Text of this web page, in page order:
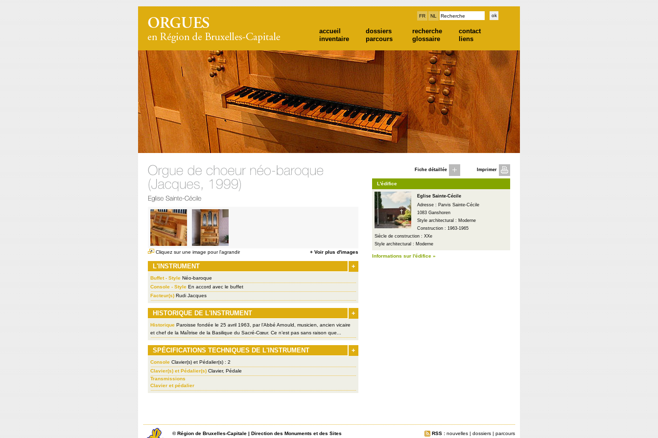
FR NL
accueil dossiers recherche
contact
inventaire
parcours glossaire liens
Cliquez sur une image pour l'agrandir + Voir plus d'images
+
L'INSTRUMENT
Buffet - Style Néo-baroque
Console - Style En accord avec le buffet
Facteur(s) Rudi Jacques
+
HISTORIQUE DE L'INSTRUMENT
Historique Paroisse fondée le 25 avril 1963, par l’Abbé Arnould, musicien, ancien vicaire
et chef de la Maîtrise de la Basilique du Sacré-Cœur. Ce n’est pas sans raison que...
+
SPÉCIFICATIONS TECHNIQUES DE L'INSTRUMENT
Console Clavier(s) et Pédalier(s) : 2
Clavier(s) et Pédalier(s) Clavier, Pédale
Transmissions
Clavier et pédalier
Fiche détaillée Imprimer
L'édifice
Eglise Sainte-Cécile
Adresse : Parvis Sainte-Cécile
1083 Ganshoren
Style architectural : Moderne
Construction : 1963-1965
Siècle de construction : XXe
Style architectural : Moderne
Informations sur l'édifice »
RSS : nouvelles | dossiers | parcours
©Région de Bruxelles-Capitale | Direction des Monuments et des Sites